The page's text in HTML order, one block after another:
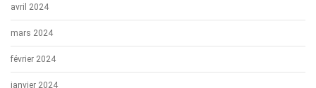
avril 2024
mars 2024
février 2024
janvier 2024